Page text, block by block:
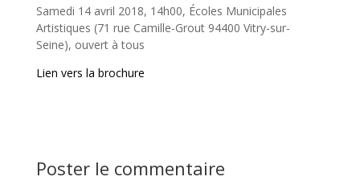
Samedi 14 avril 2018, 14h00, Écoles Municipales
Artistiques (71 rue Camille-Grout 94400 Vitry-sur-
Seine), ouvert à tous
Lien vers la brochure
Poster le commentaire